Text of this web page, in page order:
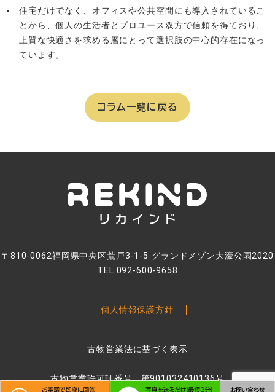
住宅だけでなく、オフィスや公共空間にも導入されているこ
とから、個人の生活者とプロユース双方で信頼を得ており、
上質な快適さを求める層にとって選択肢の中心的存在になっ
ています。
コラム一覧に戻る
〒810-0062福岡県中央区荒戸3-1-5 グランドメゾン大濠公園2020
TEL.092-600-9658
個人情報保護方針
古物営業法に基づく表示
古物営業許可証番号 : 第901032410136号